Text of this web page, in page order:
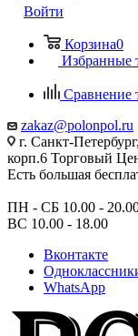
Войти
Корзина0
Избранные
Сравнение
zakaz@polonpol.ru
г. Санкт-
корп.6 Торговый
Есть большая
ПН - СБ 10.00 -
ВС 10.00 - 18.00
Вконтакте
WhatsApp